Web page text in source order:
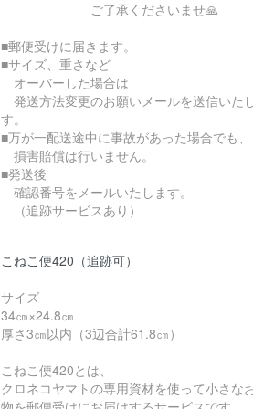
ご了承くださいませ🙏
■郵便受けに届きます。
■サイズ、重さなど
オーバーした場合は
発送方法変更のお願いメールを送信いた
す。
■万が一配送途中に事故があった場合でも、
損害賠償は行いません。
■発送後
確認番号をメールいたします。
（追跡サービスあり）
こねこ便420（追跡可）
サイズ
34㎝×24.8㎝
厚さ3㎝以内（3辺合計61.8㎝）
こねこ便420とは、
クロネコヤマトの専用資材を使って小さな